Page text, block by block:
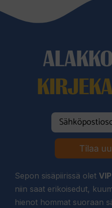
Tilaa
Sepon sisäpiirissä olet VIP
niin saat erikoisedut,
hienot hommat suoraan